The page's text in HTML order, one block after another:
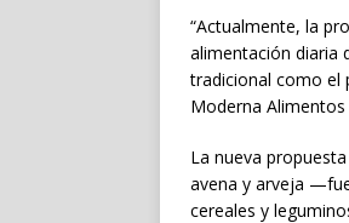
“Actualmente, la
alimentación diaria
tradicional como el
Moderna Alimentos
La nueva
avena y arveja
cereales y